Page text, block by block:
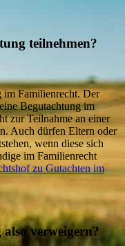
teilnehmen?
im Familienrecht. Der
Begutachtung im
zur Teilnahme an einer
Auch dürfen Eltern oder
wenn diese sich
im Familienrecht
zu Gutachten im
verweigern?